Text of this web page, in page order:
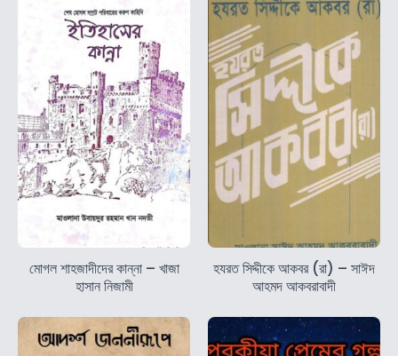
মোগল শাহজাদীদের কান্না – খাজা
হাসান নিজামী
হযরত সিদ্দীকে আকবর (রা) – সাঈদ
আহমদ আকবরাবাদী